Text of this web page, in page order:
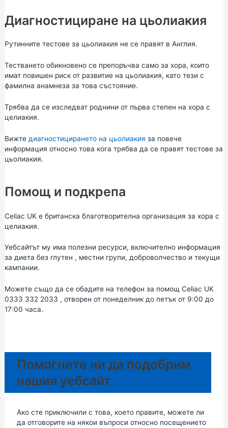
Диагностициране на цьолиакия
Рутинните тестове за цьолиакия не се правят в Англия.
Тестването обикновено се препоръчва само за хора, които
имат повишен риск от развитие на цьолиакия, като тези с
фамилна анамнеза за това състояние.
Трябва да се изследват роднини от първа степен на хора с
целиакия.
Вижте диагностицирането на цьолиакия за повече
информация относно това кога трябва да се правят тестове за
цьолиакия.
Помощ и подкрепа
Celiac UKе британска благотворителна организация за хора с
целиакия.
Уебсайтът му има полезни ресурси, включително информация
за диета без глутен , местни групи, доброволчество и текущи
кампании.
Можете също да се обадите на телефон за помощ Celiac UK
0333 332 2033 , отворен от понеделник до петък от 9:00 до
17:00 часа.
Помогнете ни да подобрим
нашия уебсайт
Ако сте приключили с това, което правите, можете ли
да отговорите на някои въпроси относно посещението